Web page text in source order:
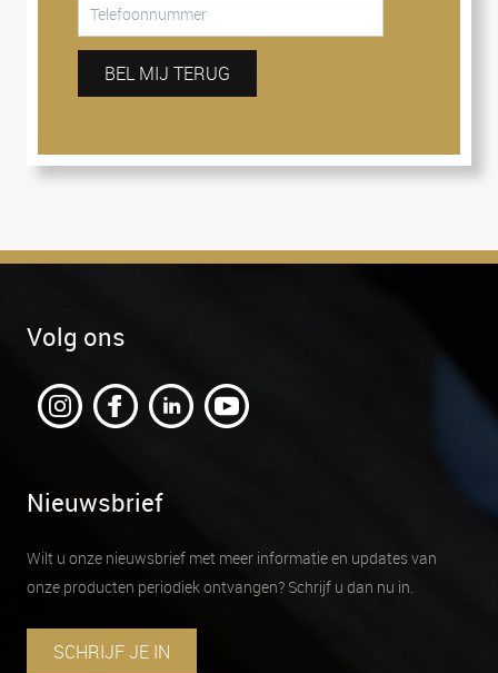
BEL MIJ TERUG
Volg ons
Nieuwsbrief
Wilt u onze nieuwsbrief met meer informatie en updates van
onze producten periodiek ontvangen? Schrijf u dan nu in.
SCHRIJF JE IN